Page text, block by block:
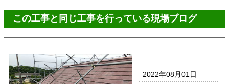
この工事と同じ工事を行っている現場ブログ
2022年08月01日